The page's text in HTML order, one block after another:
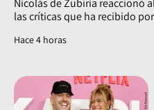
Nicolás de Zubiría reaccionó
las críticas que ha recibido
Hace 4 horas